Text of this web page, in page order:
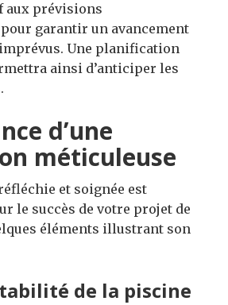
aux prévisions
garantir un avancement
Une planification
ainsi d’anticiper les
d’une
méticuleuse
et soignée est
le succès de votre projet de
éléments illustrant son
de la piscine